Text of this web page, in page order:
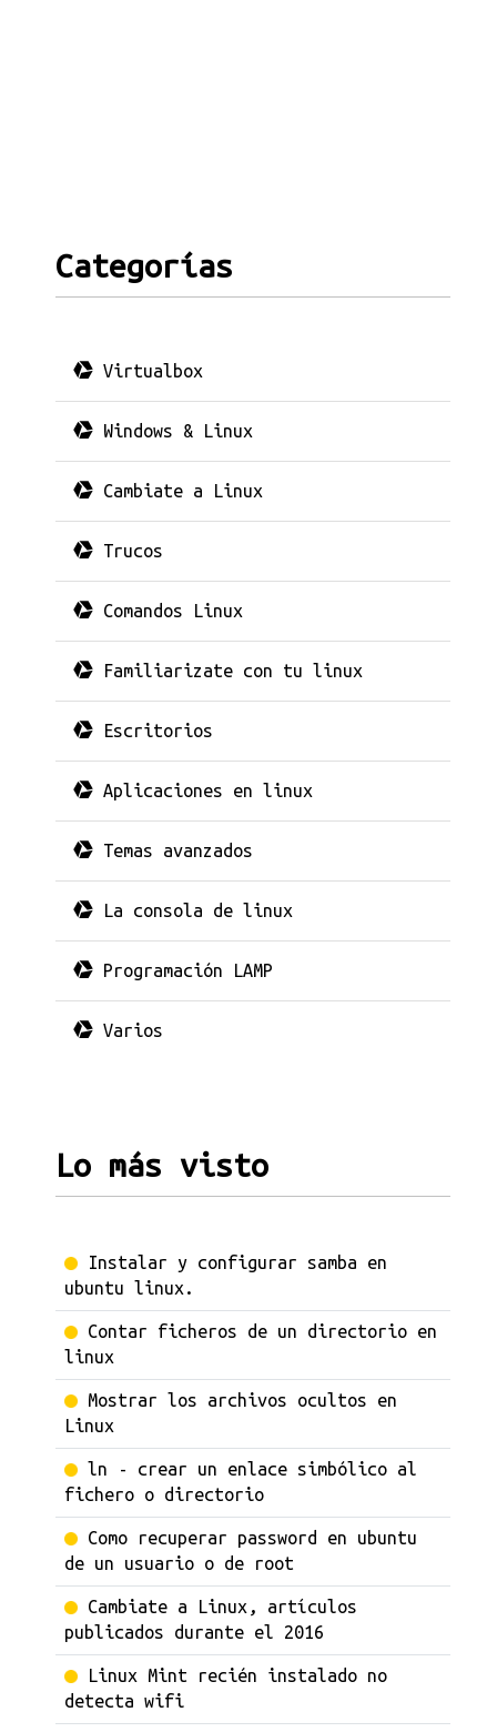
Categorías
Virtualbox
Windows & Linux
Cambiate a Linux
Trucos
Comandos Linux
Familiarizate con tu linux
Escritorios
Aplicaciones en linux
Temas avanzados
La consola de linux
Programación LAMP
Varios
Lo más visto
Instalar y configurar samba en
ubuntu linux.
Contar ficheros de un directorio en
linux
Mostrar los archivos ocultos en
Linux
ln - crear un enlace simbólico al
fichero o directorio
Como recuperar password en ubuntu
de un usuario o de root
Cambiate a Linux, artículos
publicados durante el 2016
Linux Mint recién instalado no
detecta wifi